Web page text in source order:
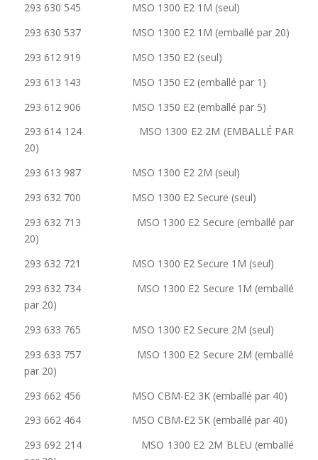
293 630 545 MSO 1300 E2 1M (seul)
293 630 537 MSO 1300 E2 1M (emballé par 20)
293 612 919 MSO 1350 E2 (seul)
293 613 143 MSO 1350 E2 (emballé par 1)
293 612 906 MSO 1350 E2 (emballé par 5)
293 614 124 MSO 1300 E2 2M (EMBALLÉ PAR
20)
293 613 987 MSO 1300 E2 2M (seul)
293 632 700 MSO 1300 E2 Secure (seul)
293 632 713 MSO 1300 E2 Secure (emballé par
20)
293 632 721 MSO 1300 E2 Secure 1M (seul)
293 632 734 MSO 1300 E2 Secure 1M (emballé
par 20)
293 633 765 MSO 1300 E2 Secure 2M (seul)
293 633 757 MSO 1300 E2 Secure 2M (emballé
par 20)
293 662 456 MSO CBM-E2 3K (emballé par 40)
293 662 464 MSO CBM-E2 5K (emballé par 40)
293 692 214 MSO 1300 E2 2M BLEU (emballé